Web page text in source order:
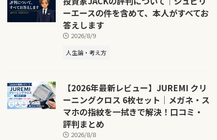
ーエースの件を含めて、本人がすべてお
答えします
2026/8/9
人生論・考え方
【2026年最新レビュー】JUREMI クリ
ーニングクロス 6枚セット｜メガネ・ス
マホの指紋を一拭きで解決！口コミ・
評判まとめ
2026/8/8